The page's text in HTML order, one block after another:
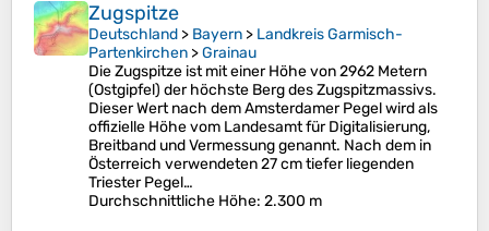
Zugspitze
Deutschland > Bayern > Landkreis Garmisch-
Partenkirchen >Grainau
Die Zugspitze ist mit einer Höhe von 2962 Metern
(Ostgipfel) der höchste Berg des Zugspitzmassivs.
Dieser Wert nach dem Amsterdamer Pegel wird als
offizielle Höhe vom Landesamt für Digitalisierung,
Breitband und Vermessung genannt. Nach dem in
Österreich verwendeten 27 cm tiefer liegenden
Triester Pegel…
Durchschnittliche Höhe: 2.300 m